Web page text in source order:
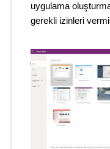
uygulama
gerekli izinleri